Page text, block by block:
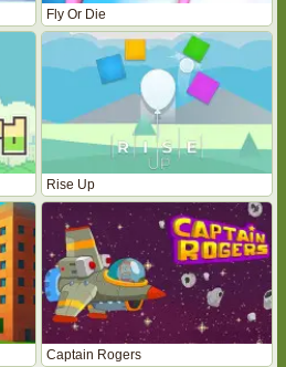
Fly Or Die
Rise Up
Captain Rogers